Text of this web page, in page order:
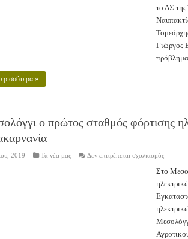
το ΔΣ
Γιώργος
»
ο πρώτος σταθμός φόρτισης
2019 Τα νέα μας Δεν επιτρέπεται σχολιασμόςστο
ο
πρώτος
σταθμός
φόρτισης
στην
Στο